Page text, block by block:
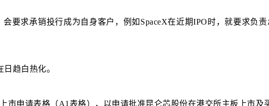
要求承销投行成为自身客户，例如SpaceX在近期IPO时，就要求负
趋白热化。
市申请表格（A1表格），以申请批准昆仑芯股份在港交所主板上市及